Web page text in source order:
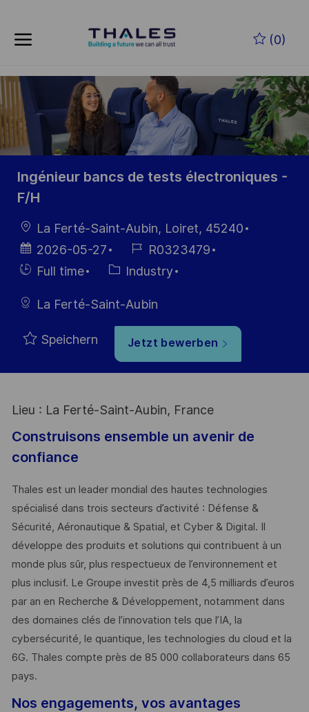
(0)
-
Ingénieur bancs de tests électroniques -
F/H
Ort
La Ferté-Saint-Aubin, Loiret, 45240
Datum der
Veröffentlichung
2026-05-27
Job-
ID
R0323479
Einstellunngstyp
Full time Kategorie
Industry
La Ferté-Saint-Aubin
Speichern Jetzt bewerben
Lieu : La Ferté-Saint-Aubin, France
Construisons ensemble un avenir de
confiance
Thales est un leader mondial des hautes technologies
spécialisé dans trois secteurs d’activité : Défense &
Sécurité, Aéronautique & Spatial, et Cyber & Digital. Il
développe des produits et solutions qui contribuent à un
monde plus sûr, plus respectueux de l’environnement et
plus inclusif. Le Groupe investit près de 4,5 milliards d’euros
par an en Recherche & Développement, notamment dans
des domaines clés de l’innovation tels que l’IA, la
cybersécurité, le quantique, les technologies du cloud et la
6G. Thales compte près de 85 000 collaborateurs dans 65
pays. ​
Nos engagements, vos avantages